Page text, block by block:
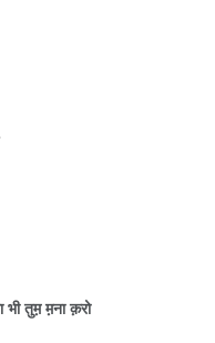
भी तुम़ म़ना क़रो